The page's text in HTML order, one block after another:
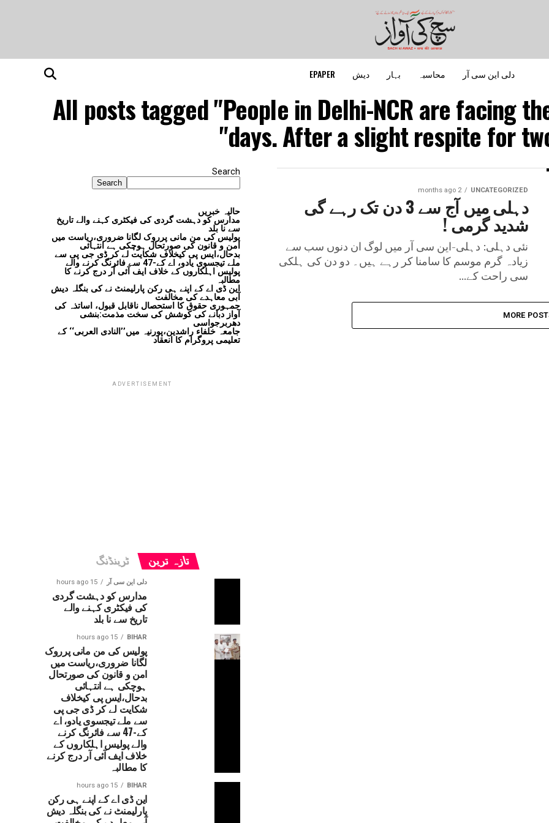
دلی این سی آر محاسبہ بہار دیش EPAPER
All posts tagged "People in Delhi-NCR are facing
days. After a slight respite for
UNCATEGORIZED
2 months ago
دہلی میں آج سے 3 دن تک رہے گی
شدید گرمی !
نئی دہلی: دہلی-این سی آر میں لوگ ان دنوں سب سے
زیادہ گرم موسم کا سامنا کر رہے ہیں۔ دو دن کی ہلکی
سی راحت کے...
MORE
Search
Search
حالیہ خبریں
مدارس کو دہشت گردی کی فیکٹری کہنے والے تاریخ
سے نا بلد
پولیس کی من مانی پرروک لگانا ضروری،ریاست میں
امن و قانون کی صورتحال ہوچکی ہے انتہائی
بدحال،ایس پی کیخلاف شکایت لے کر ڈی جی پی سے
ملے تیجسوی یادو، اے کے-47 سے فائرنگ کرنے والے
پولیس اہلکاروں کے خلاف ایف آئی آر درج کرنے کا
مطالبہ
این ڈی اے کے اپنے ہی رکن پارلیمنٹ نے کی بنگلہ دیش
آبی معاہدے کی مخالفت
جمہوری حقوق کا استحصال ناقابل قبول، اساتذہ کی
آواز دبانے کی کوشش کی سخت مذمت:بنشی
دھربرجواسی
جامعہ خلفاء راشدین،پورنیہ میں’’النادی العربی‘‘ کے
تعلیمی پروگرام کا انعقاد
ADVERTISEMENT
تازہ ترین ٹرینڈنگ
دلی این سی آر 15 hours ago
مدارس کو دہشت گردی
کی فیکٹری کہنے والے
تاریخ سے نا بلد
BIHAR
15 hours ago
پولیس کی من مانی پرروک
لگانا ضروری،ریاست میں
امن و قانون کی صورتحال
ہوچکی ہے انتہائی
بدحال،ایس پی کیخلاف
شکایت لے کر ڈی جی پی
سے ملے تیجسوی یادو، اے
کے-47 سے فائرنگ کرنے
والے پولیس اہلکاروں کے
خلاف ایف آئی آر درج کرنے
کا مطالبہ
BIHAR
15 hours ago
این ڈی اے کے اپنے ہی رکن
پارلیمنٹ نے کی بنگلہ دیش